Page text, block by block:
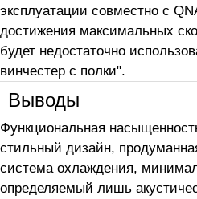
эксплуатации совместно с
достижения максимальных
будет недостаточно
винчестер с полки".
Выводы
Функциональная
стильный дизайн,
система охлаждения,
определяемый лишь